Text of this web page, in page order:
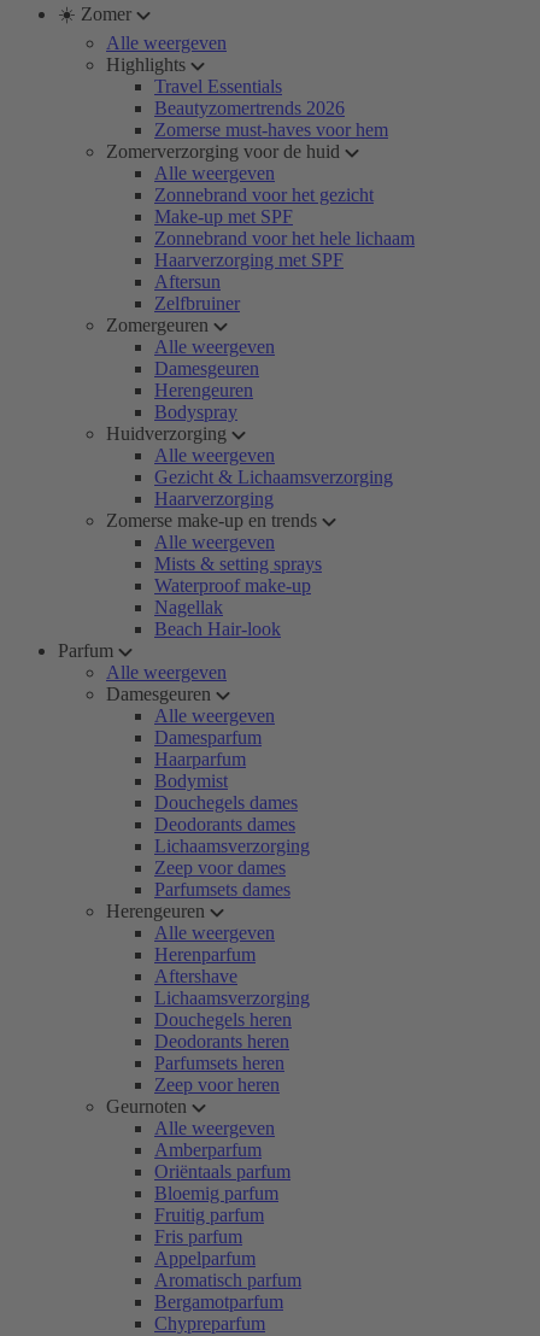
☀️ Zomer
Alle weergeven
Highlights
Travel Essentials
Beautyzomertrends 2026
Zomerse must-haves voor hem
Zomerverzorging voor de huid
Alle weergeven
Zonnebrand voor het gezicht
Make-up met SPF
Zonnebrand voor het hele lichaam
Haarverzorging met SPF
Aftersun
Zelfbruiner
Zomergeuren
Alle weergeven
Damesgeuren
Herengeuren
Bodyspray
Huidverzorging
Alle weergeven
Gezicht & Lichaamsverzorging
Haarverzorging
Zomerse make-up en trends
Alle weergeven
Mists & setting sprays
Waterproof make-up
Nagellak
Beach Hair-look
Parfum
Alle weergeven
Damesgeuren
Alle weergeven
Damesparfum
Haarparfum
Bodymist
Douchegels dames
Deodorants dames
Lichaamsverzorging
Zeep voor dames
Parfumsets dames
Herengeuren
Alle weergeven
Herenparfum
Aftershave
Lichaamsverzorging
Douchegels heren
Deodorants heren
Parfumsets heren
Zeep voor heren
Geurnoten
Alle weergeven
Amberparfum
Oriëntaals parfum
Bloemig parfum
Fruitig parfum
Fris parfum
Appelparfum
Aromatisch parfum
Bergamotparfum
Chypreparfum